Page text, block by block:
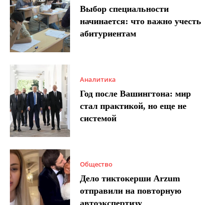
Выбор специальности
начинается: что важно учесть
абитуриентам
Аналитика
Год после Вашингтона: мир
стал практикой, но еще не
системой
Общество
Дело тиктокерши Arzum
отправили на повторную
автоэкспертизу